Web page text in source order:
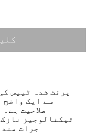
پرنٹ شدہ ٹیپس
سے ایک واضح
صلاحیت
ٹیکنالوجیز
جرات